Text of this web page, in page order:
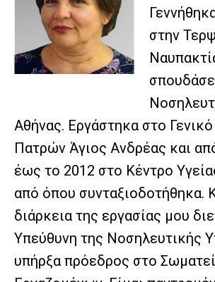
στην
Αθήνας. Εργάστηκα στο
Πατρών Άγιος Ανδρέας και
έως το 2012 στο Κέντρο
από όπου συνταξιοδοτήθηκα.
διάρκεια της εργασίας μου
Υπεύθυνη της Νοσηλευτικής
υπήρξα πρόεδρος στο